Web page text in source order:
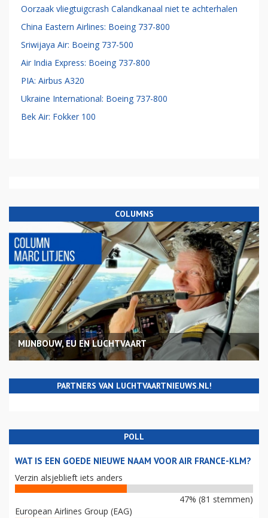
Oorzaak vliegtuigcrash Calandkanaal niet te achterhalen
China Eastern Airlines: Boeing 737-800
Sriwijaya Air: Boeing 737-500
Air India Express: Boeing 737-800
PIA: Airbus A320
Ukraine International: Boeing 737-800
Bek Air: Fokker 100
COLUMNS
MIJNBOUW, EU EN LUCHTVAART
PARTNERS VAN LUCHTVAARTNIEUWS.NL!
POLL
WAT IS EEN GOEDE NIEUWE NAAM VOOR AIR FRANCE-KLM?
Verzin alsjeblieft iets anders
47% (81 stemmen)
European Airlines Group (EAG)